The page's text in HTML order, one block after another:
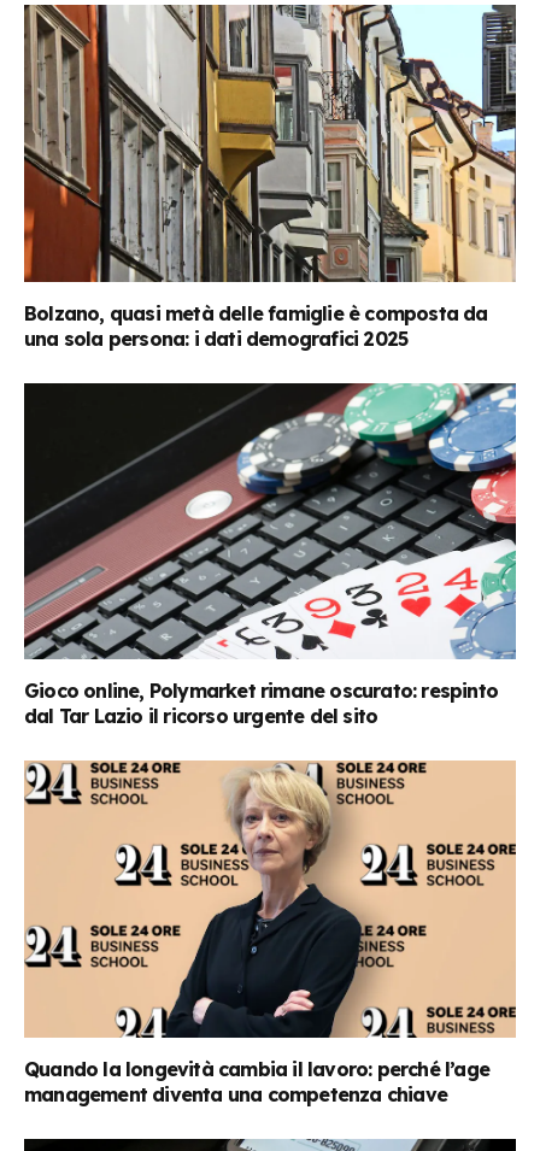
Bolzano, quasi metà delle famiglie è composta da
una sola persona: i dati demografici 2025
Gioco online, Polymarket rimane oscurato: respinto
dal Tar Lazio il ricorso urgente del sito
Quando la longevità cambia il lavoro: perché l’age
management diventa una competenza chiave